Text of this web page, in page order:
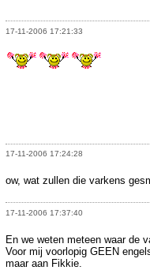
17-11-2006 17:21:33
17-11-2006 17:24:28
ow, wat zullen die varkens
17-11-2006 17:37:40
En we weten meteen waar de
Voor mij voorlopig GEEN
maar aan Fikkie.